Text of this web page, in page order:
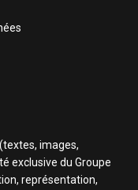
images,
exclusive du Groupe
représentation,